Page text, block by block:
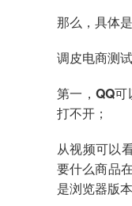
那么，具体
调皮电商测
第一，QQ
打不开；
从视频可以
要什么商品
是浏览器版